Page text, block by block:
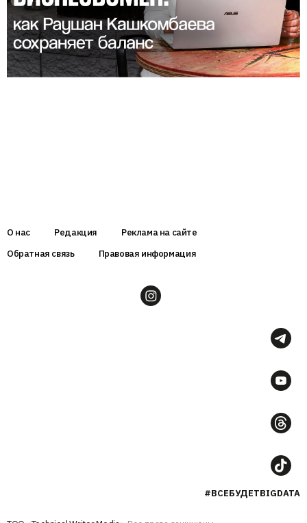
О нас Редакция
Реклама на сайте
Обратная связь
Правовая информация
#ВСЕБУДЕТBIGDATA